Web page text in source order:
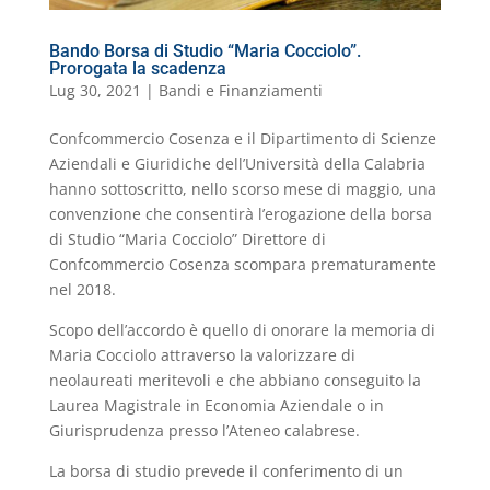
Bando Borsa di Studio “Maria Cocciolo”.
Prorogata la scadenza
Lug 30, 2021 | Bandi e Finanziamenti
Confcommercio Cosenza e il Dipartimento di Scienze
Aziendali e Giuridiche dell’Università della Calabria
hanno sottoscritto, nello scorso mese di maggio, una
convenzione che consentirà l’erogazione della borsa
di Studio “Maria Cocciolo” Direttore di
Confcommercio Cosenza scompara prematuramente
nel 2018.
Scopo dell’accordo è quello di onorare la memoria di
Maria Cocciolo attraverso la valorizzare di
neolaureati meritevoli e che abbiano conseguito la
Laurea Magistrale in Economia Aziendale o in
Giurisprudenza presso l’Ateneo calabrese.
La borsa di studio prevede il conferimento di un